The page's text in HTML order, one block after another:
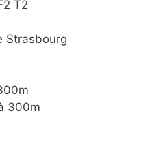
T2
Strasbourg
300m